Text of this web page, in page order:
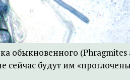
обыкновенного
сейчас будут им